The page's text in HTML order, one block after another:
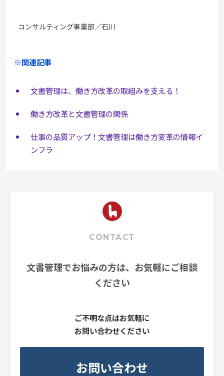
コンサルティング事業部／石川
※関連記事
文書管理は、働き方改革の取組みを支える！
働き方改革と文書管理の関係
仕事の品質アップ！文書管理は働き方変革の情報イ
ンフラ
CONTACT
文書管理でお悩みの方は、お気軽にご相談
ください
ご不明な点はお気軽に
お問い合わせください
お問い合わせ